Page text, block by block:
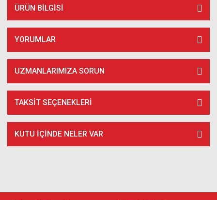
ÜRÜN BILGISI
YORUMLAR
UZMANLARIMIZA SORUN
TAKSIT SEÇENEKLERI
KUTU İÇİNDE NELER VAR